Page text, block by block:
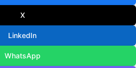
X
LinkedIn
WhatsApp